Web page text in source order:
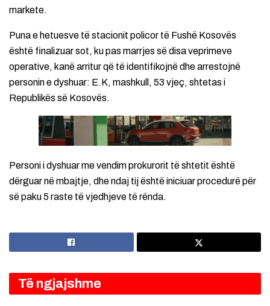
markete.
Puna e hetuesve të stacionit policor të Fushë Kosovës
është finalizuar sot, ku pas marrjes së disa veprimeve
operative, kanë arritur që të identifikojnë dhe arrestojnë
personin e dyshuar: E.K, mashkull, 53 vjeç, shtetas i
Republikës së Kosovës.
Personi i dyshuar me vendim prokurorit të shtetit është
dërguar në mbajtje, dhe ndaj tij është iniciuar procedurë për
së paku 5 raste të vjedhjeve të rënda.
Të ngjajshme